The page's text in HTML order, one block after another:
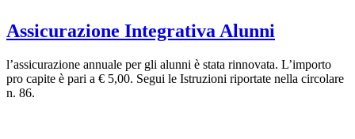
Assicurazione Integrativa Alunni
l’assicurazione annuale per gli alunni è stata rinnovata. L’importo
pro capite è pari a € 5,00. Segui le Istruzioni riportate nella circolare
n. 86.